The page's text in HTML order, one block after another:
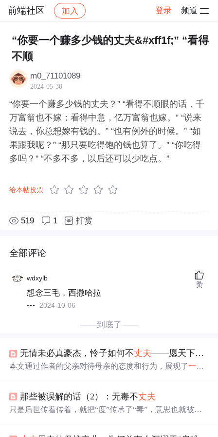
前端社区 加入 登录 频道
社区 前端社区 感慨 帖子详情
“你要一个赚多少钱的丈夫&#xff1f;” “看得
不顺
m0_71101089
2024-05-30
“你要一个赚多少钱的丈夫？” “看得不顺眼的话，千
万富翁也不嫁；看得中意，亿万富翁也嫁。” “说来
说去，你总想嫁有钱的。” “也有例外的时候。” “如
果跟我呢？” “那只要吃得饱的钱也算了。” “你吃得
多吗？” “不多不多，以后还可以少吃点。”
给本帖投票
519 1 打赏
全部评论
wdxylb
想念三毛，西撒哈拉
2024-10-06
赞
——到底了——
无情未必真豪杰，怜子如何不丈夫——愿天下有情人终成眷属
本文通过作者的父亲对待母亲的态度和行为，展现了一个
系。那些被误解的话（2）：无毒不丈夫
只是后世传着传着，就把“度”传承了“毒”，意思也就被去